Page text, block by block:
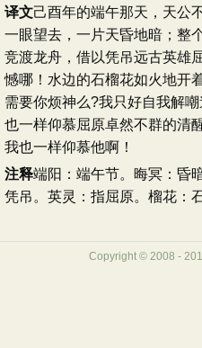
译文己酉年的端午那天，天公
一眼望去，一片天昏地暗；整
竞渡龙舟，借以凭吊远古英雄
憾哪！水边的石榴花如火地
需要你烦神么?我只好自我解
也一样仰慕屈原卓然不群的清
我也一样仰慕他啊！
注释端阳：端午节。晦冥：昏
凭吊。英灵：指屈原。榴花：
Copyright © 2008 -